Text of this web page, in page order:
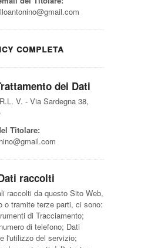
completa
dei Dati
V. - Via Sardegna 38,
Titolare:
raccolti
raccolti da questo Sito Web,
o tramite terze parti, ci sono:
di Tracciamento;
di telefono; Dati
l'utilizzo del servizio;